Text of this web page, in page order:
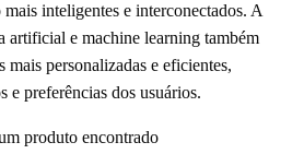
inteligentes e interconectados. A
artificial e machine learning também
mais personalizadas e eficientes,
e preferências dos usuários.
produto encontrado